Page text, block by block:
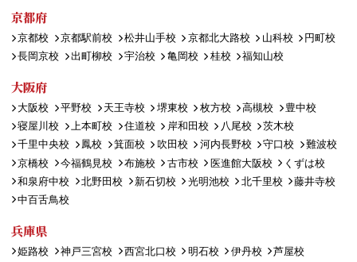
京都府
京都校 京都駅前校 松井山手校 京都北大路校 山科校
円町校
長岡京校
出町柳校 宇治校 亀岡校 桂校 福知山校
大阪府
大阪校 平野校 天王寺校 堺東校 枚方校 高槻校
豊中校
寝屋川校
上本町校 住道校 岸和田校 八尾校
茨木校
千里中央校
鳳校 箕面校 吹田校 河内長野校 守口校
難波校
京橋校
今福鶴見校 布施校 古市校 医進館大阪校
くずは校
和泉府中校
北野田校 新石切校 光明池校 北千里校
藤井寺校
中百舌鳥校
兵庫県
姫路校 神戸三宮校 西宮北口校 明石校 伊丹校
芦屋校